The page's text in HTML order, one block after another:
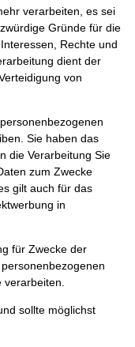
verarbeiten, es sei
Gründe für die
Rechte und
dient der
von
Sie haben das
die Verarbeitung Sie
zum Zwecke
gilt auch für das
in
für Zwecke der
sollte möglichst